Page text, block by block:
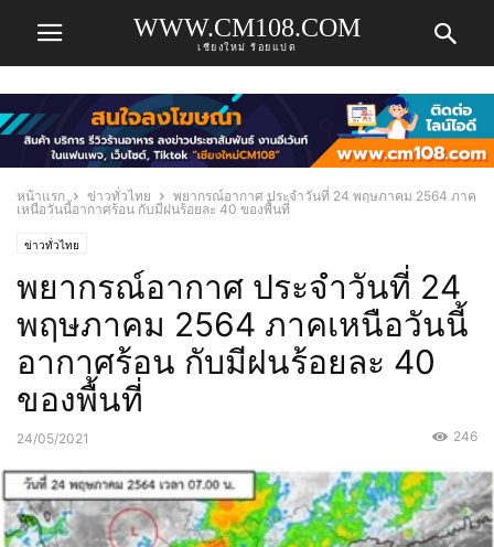
WWW.CM108.COM
เชียงใหม่ ร้อยแปด
หน้าแรก ข่าวทั่วไทย
พยากรณ์อากาศ ประจำวันที่ 24 พฤษภาคม 2564 ภาค
เหนือวันนี้อากาศร้อน กับมีฝนร้อยละ 40 ของพื้นที่
ข่าวทั่วไทย
พยากรณ์อากาศ ประจำวันที่ 24
พฤษภาคม 2564 ภาคเหนือวันนี้
อากาศร้อน กับมีฝนร้อยละ 40
ของพื้นที่
24/05/2021 246